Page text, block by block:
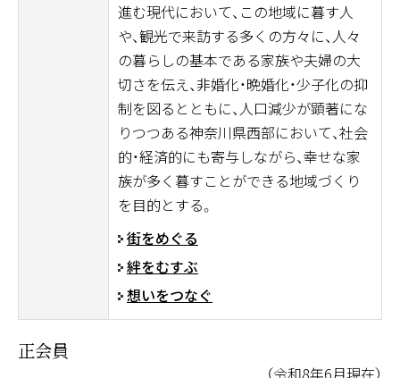
進む現代において、この地域に暮す人
や、観光で来訪する多くの方々に、人々
の暮らしの基本である家族や夫婦の大
切さを伝え、非婚化・晩婚化・少子化の抑
制を図るとともに、人口減少が顕著にな
りつつある神奈川県西部において、社会
的・経済的にも寄与しながら、幸せな家
族が多く暮すことができる地域づくり
を目的とする。
街をめぐる
絆をむすぶ
想いをつなぐ
正会員
（令和8年6月現在）